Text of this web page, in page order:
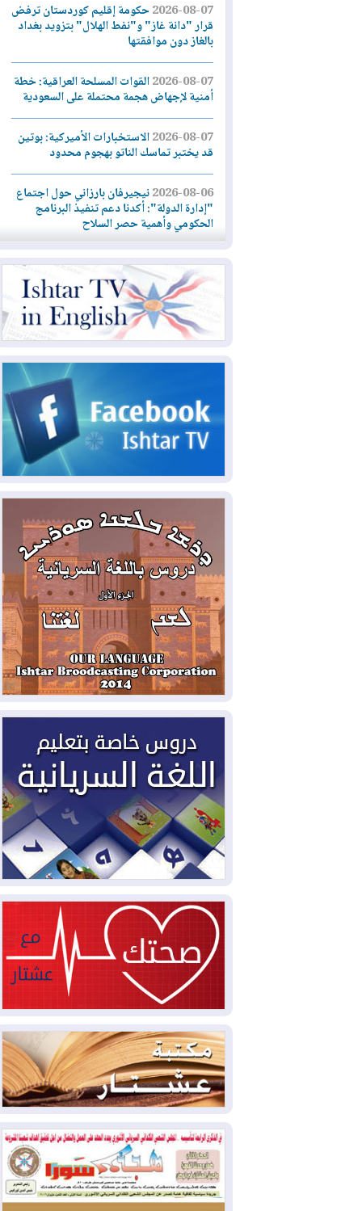
2026-08-07حكومة إقليم كوردستان ترفض
قرار "دانة غاز" و"نفط الهلال" بتزويد بغداد
بالغاز دون موافقتها
2026-08-07القوات المسلحة العراقية: خطة
أمنية لإجهاض هجمة محتملة على السعودية
2026-08-07الاستخبارات الأميركية: بوتين
قد يختبر تماسك الناتو بهجوم محدود
2026-08-06نيجيرفان بارزاني حول اجتماع
"إدارة الدولة": أكدنا دعم تنفيذ البرنامج
الحكومي وأهمية حصر السلاح
2026-08-06ائتلاف ادارة الدولة: من
يقومون بسلوك يهدد امن البلاد خارجون عن
القانون يجب محاربتهم
2026-08-06بعد هجومين قرب باب المندب..
الأحمر
2026-08-06مئات القاصرين بلا مأوى.. أزمة
سبتة تتصاعد وتضغط على مدريد
لمدة عام.. بدء توريد 100
مليون قدم مكعب يومياً من غاز كورمور في
إقليم كوردستان إلى وزارة الكهرباء العراقية
2026-08-05
15كارثة بيئية ومناخية ترسم
ملامح أخطر التحديات التي تواجه العراق
اليوم
2026-08-05
حرائق فرنسا.. توقيف 402
شخص بينهم 156 قاصرا منذ بداية موسم
الحرائق
2026-08-04سومو: إنتاج النفط في إقليم
كوردستان انخفض إلى أقل من 10%
ملفات حقبة الكاظمي تعود إلى
الواجهة.. أنباء عن مراجعات قضائية
وتحقيقات أوسع في قضايا فساد
2026-08-04بيترو يشكو تزوير الانتخابات
الرئاسية ويحذر من "حرب أهلية" في
كولومبيا
2026-08-03رئيس إقليم كوردستان في
2026-08-03
العراق يؤكد مجدداً التزامه
بمنع الهجمات على الدول المجاورة
2026-08-03
العجز والاقتراض يطوقان
المالية العراقية.. اقتراض يتجاوز 3 تريليونات
دينار!
2026-08-03كوبا تغرق في الظلام مجددا
وانهيار الشبكة الكهربائية
2026-08-03
أوامر بإجلاء 60 ألف شخص
بسبب الحرائق في ولاية واشنطن
2026-08-02
مشروع "حسابي" يُمهل
الموظفين حتى نهاية أغسطس لاستلام
بطاقاتهم المصرفية